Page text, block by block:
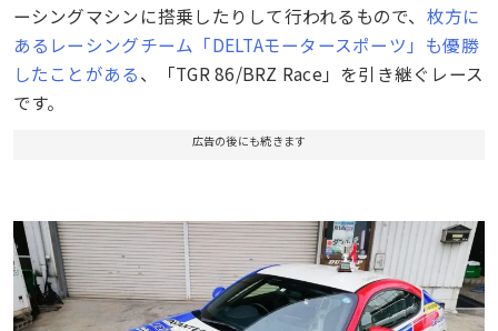
ーシングマシンに搭乗したりして行われるもので、 枚方に
あるレーシングチーム「DELTAモータースポーツ」も優勝
したことがある、「TGR 86/BRZ Race」を引き継ぐレース
です。
広告の後にも続きます